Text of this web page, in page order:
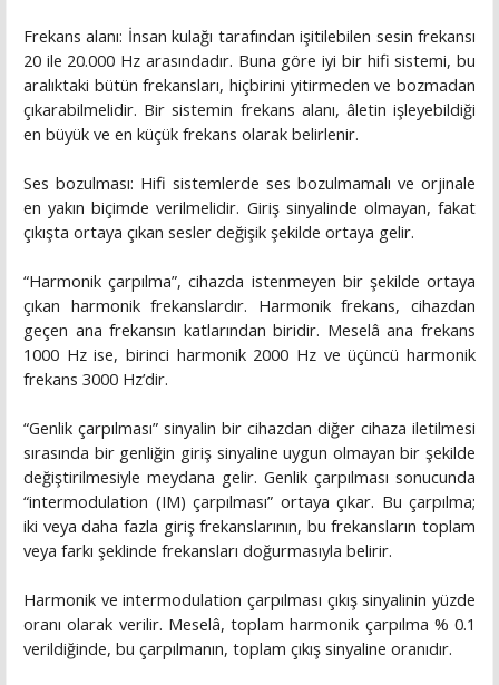
Frekans alanı: İnsan kulağı tarafından işitilebilen sesin frekansı
20 ile 20.000 Hz arasındadır. Buna göre iyi bir hifi sistemi, bu
aralıktaki bütün frekansları, hiçbirini yitirmeden ve bozmadan
çıkarabilmelidir. Bir sistemin frekans alanı, âletin işleyebildiği
en büyük ve en küçük frekans olarak belirlenir.
Ses bozulması: Hifi sistemlerde ses bozulmamalı ve orjinale
en yakın biçimde verilmelidir. Giriş sinyalinde olmayan, fakat
çıkışta ortaya çıkan sesler değişik şekilde ortaya gelir.
“Harmonik çarpılma”, cihazda istenmeyen bir şekilde ortaya
çıkan harmonik frekanslardır. Harmonik frekans, cihazdan
geçen ana frekansın katlarından biridir. Meselâ ana frekans
1000 Hz ise, birinci harmonik 2000 Hz ve üçüncü harmonik
frekans 3000 Hz’dir.
“Genlik çarpılması” sinyalin bir cihazdan diğer cihaza iletilmesi
sırasında bir genliğin giriş sinyaline uygun olmayan bir şekilde
değiştirilmesiyle meydana gelir. Genlik çarpılması sonucunda
“intermodulation (IM) çarpılması” ortaya çıkar. Bu çarpılma;
iki veya daha fazla giriş frekanslarının, bu frekansların toplam
veya farkı şeklinde frekansları doğurmasıyla belirir.
Harmonik ve intermodulation çarpılması çıkış sinyalinin yüzde
oranı olarak verilir. Meselâ, toplam harmonik çarpılma % 0.1
verildiğinde, bu çarpılmanın, toplam çıkış sinyaline oranıdır.